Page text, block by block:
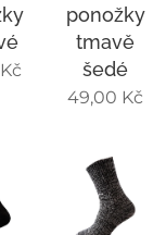
Kč
ponožky
tmavě
šedé
49,00 Kč